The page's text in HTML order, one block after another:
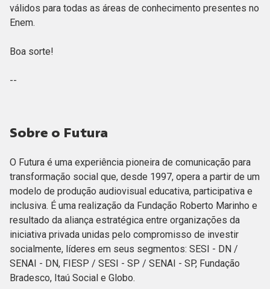
válidos para todas as áreas de conhecimento presentes no
Enem.
Boa sorte!
--
Sobre o Futura
O Futura é uma experiência pioneira de comunicação para
transformação social que, desde 1997, opera a partir de um
modelo de produção audiovisual educativa, participativa e
inclusiva. É uma realização da Fundação Roberto Marinho e
resultado da aliança estratégica entre organizações da
iniciativa privada unidas pelo compromisso de investir
socialmente, líderes em seus segmentos: SESI - DN /
SENAI - DN, FIESP / SESI - SP / SENAI - SP, Fundação
Bradesco, Itaú Social e Globo.